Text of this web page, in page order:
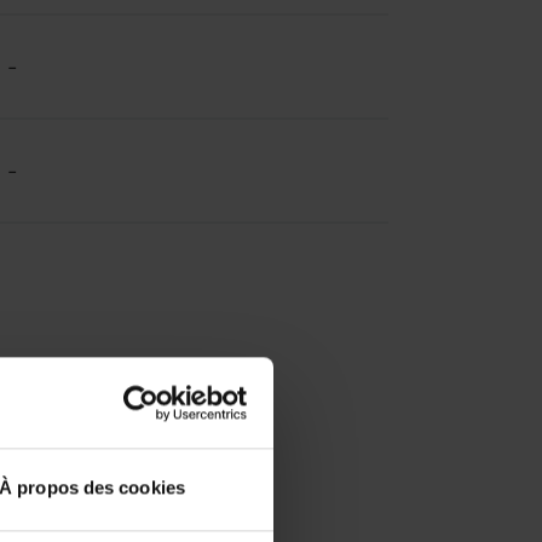
À propos des cookies
-
-